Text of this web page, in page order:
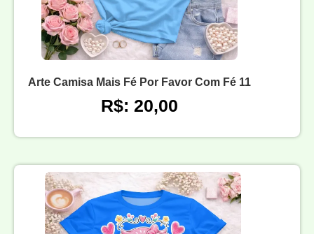
Arte Camisa Mais Fé Por Favor Com Fé 11
R$: 20,00